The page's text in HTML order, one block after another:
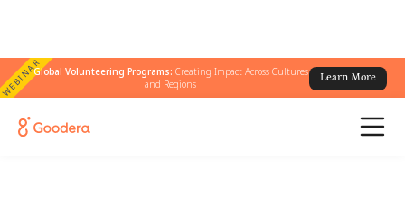
WEBINARGlobal Volunteering Programs: Creating Impact Across Cultures
and Regions
Learn More